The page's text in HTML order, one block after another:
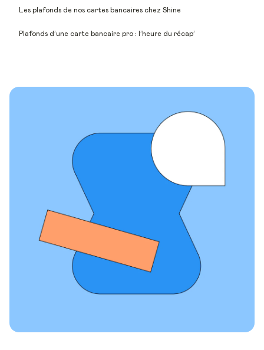
Les plafonds de nos cartes bancaires chez Shine
Plafonds d’une carte bancaire pro : l’heure du récap’